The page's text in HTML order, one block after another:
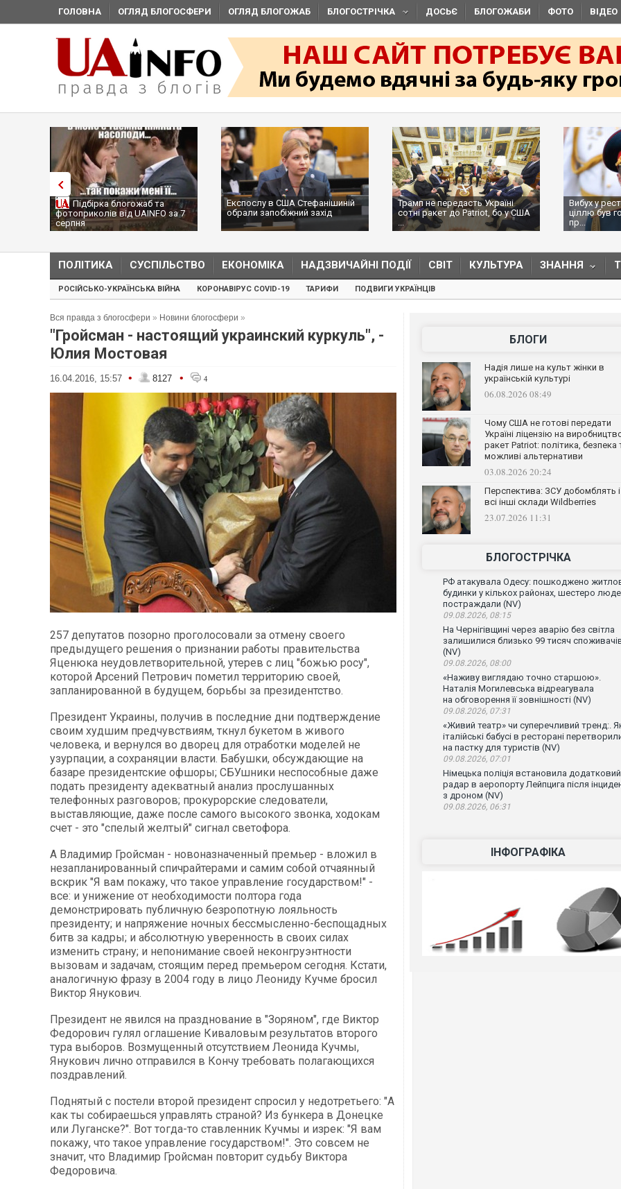
ГОЛОВНА ОГЛЯД БЛОГОСФЕРИ ОГЛЯД БЛОГОЖАБ БЛОГОСТРІЧКА ДОСЬЄ БЛОГОЖАБИ ФОТО ВІДЕО
Підбірка блогожаб та
фотоприколів від UAINFO за 7
серпня
Експослу в США Стефанішиній
обрали запобіжний захід
Трамп не передасть Україні
сотні ракет до Patriot, бо у США
...
Вибух у
ціллю був
пр...
ПОЛІТИКА СУСПІЛЬСТВО ЕКОНОМІКА НАДЗВИЧАЙНІ ПОДІЇ СВІТ КУЛЬТУРА ЗНАННЯ
РОСІЙСЬКО-УКРАЇНСЬКА ВІЙНА КОРОНАВІРУС COVID-19 ТАРИФИ ПОДВИГИ УКРАЇНЦІВ
Вся правда з блогосфери » Новини блогосфери »
"Гройсман - настоящий украинский куркуль", -
Юлия Мостовая
16.04.2016, 15:57 • 8127 • 4
257 депутатов позорно проголосовали за отмену своего
предыдущего решения о признании работы правительства
Яценюка неудовлетворительной, утерев с лиц "божью росу",
которой Арсений Петрович пометил территорию своей,
запланированной в будущем, борьбы за президентство.
Президент Украины, получив в последние дни подтверждение
своим худшим предчувствиям, ткнул букетом в живого
человека, и вернулся во дворец для отработки моделей не
узурпации, а сохраняции власти. Бабушки, обсуждающие на
базаре президентские офшоры; СБУшники неспособные даже
подать президенту адекватный анализ прослушанных
телефонных разговоров; прокурорские следователи,
выставляющие, даже после самого высокого звонка, ходокам
счет - это "спелый желтый" сигнал светофора.
А Владимир Гройсман - новоназначенный премьер - вложил в
незапланированный спичрайтерами и самим собой отчаянный
вскрик "Я вам покажу, что такое управление государством!" -
все: и унижение от необходимости полтора года
демонстрировать публичную безропотную лояльность
президенту; и напряжение ночных бессмысленно-беспощадных
битв за кадры; и абсолютную уверенность в своих силах
изменить страну; и непонимание своей неконгруэнтности
вызовам и задачам, стоящим перед премьером сегодня. Кстати,
аналогичную фразу в 2004 году в лицо Леониду Кучме бросил
Виктор Янукович.
Президент не явился на празднование в "Зоряном", где Виктор
Федорович гулял оглашение Киваловым результатов второго
тура выборов. Возмущенный отсутствием Леонида Кучмы,
Янукович лично отправился в Кончу требовать полагающихся
поздравлений.
Поднятый с постели второй президент спросил у недотретьего: "А
как ты собираешься управлять страной? Из бункера в Донецке
или Луганске?". Вот тогда-то ставленник Кучмы и изрек: "Я вам
покажу, что такое управление государством!". Это совсем не
значит, что Владимир Гройсман повторит судьбу Виктора
Федоровича.
БЛОГИ
Надія лише на культ жінки в
українській культурі
06.08.2026 08:49
Чому США не готові передати
Україні ліцензію на
ракет Patriot: політика, безпека
можливі альтернативи
03.08.2026 20:24
Перспектива: ЗСУ добомблять і
всі інші склади Wildberries
23.07.2026 11:31
БЛОГОСТРІЧКА
РФ атакувала Одесу: пошкоджено
будинки у кількох районах, шестеро
постраждали (NV)
09.08.2026, 08:15
На Чернігівщині через аварію без світла
залишилися близько 99 тисяч
(NV)
09.08.2026, 08:00
«Наживу виглядаю точно старшою».
Наталія Могилевська відреагувала
на обговорення її зовнішності (NV)
09.08.2026, 07:31
«Живий театр» чи суперечливий тренд:.
італійські бабусі в ресторані
на пастку для туристів (NV)
09.08.2026, 07:01
Німецька поліція встановила додатковий
радар в аеропорту Лейпцига після
з дроном (NV)
09.08.2026, 06:31
ІНФОГРАФІКА